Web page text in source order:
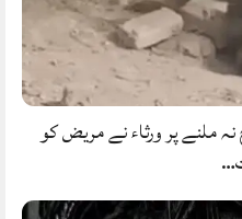
ملنے پر ورثاء نے مریض کو